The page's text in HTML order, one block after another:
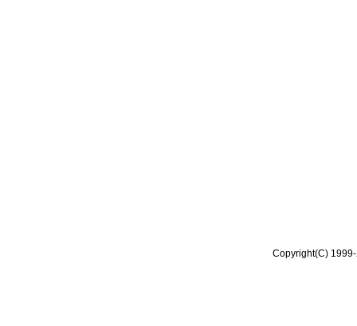
Copyright(C)